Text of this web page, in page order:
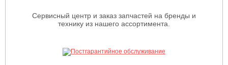
Сервисный центр и заказ запчастей на бренды и
технику из нашего ассортимента.